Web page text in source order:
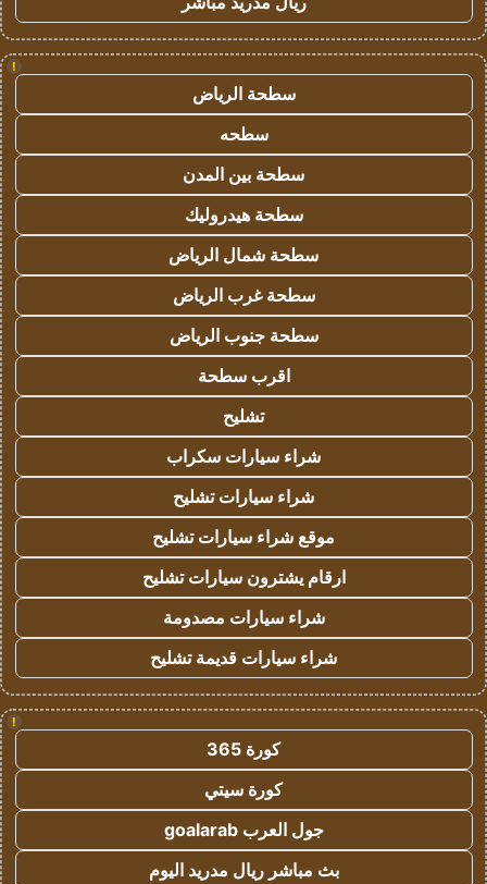
!
سطحة الرياض
سطحه
سطحة بين المدن
سطحة هيدروليك
سطحة شمال الرياض
سطحة غرب الرياض
سطحة جنوب الرياض
اقرب سطحة
تشليح
شراء سيارات سكراب
شراء سيارات تشليح
موقع شراء سيارات تشليح
ارقام يشترون سيارات تشليح
شراء سيارات مصدومة
شراء سيارات قديمة تشليح
!
كورة 365
كورة سيتي
جول العرب goalarab
بث مباشر ريال مدريد اليوم